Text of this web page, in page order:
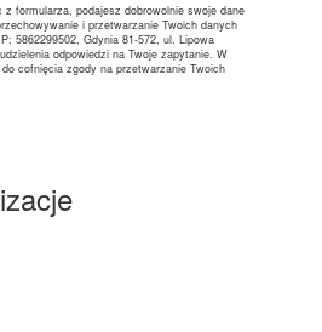
z formularza, podajesz dobrowolnie swoje dane
i przetwarzanie Twoich danych
5862299502, Gdynia 81-572, ul. Lipowa
odpowiedzi na Twoje zapytanie. W
cofnięcia zgody na przetwarzanie Twoich